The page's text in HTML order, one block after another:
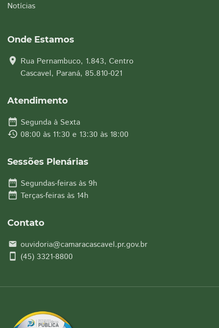
Notícias
Onde Estamos
location_on Rua Pernambuco, 1.843, Centro
Cascavel, Paraná, 85.810-021
Atendimento
date_range Segunda à Sexta
history 08:00 às 11:30 e 13:30 às 18:00
Sessões Plenárias
date_range Segundas-feiras às 9h
date_range Terças-feiras às 14h
Contato
email ouvidoria@camaracascavel.pr.gov.br
smartphone (45) 3321-8800